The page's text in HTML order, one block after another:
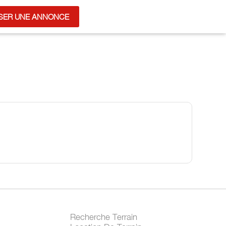
UNE ANNONCE
Recherche Terrain